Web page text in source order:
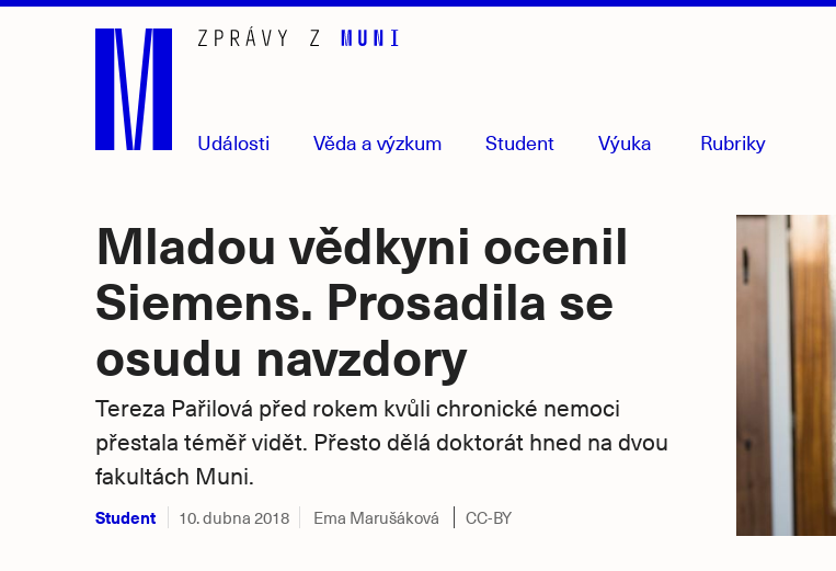
Události Věda a výzkum Student Výuka Rubriky
Mladou vědkyni ocenil
Siemens. Prosadila se
osudu navzdory
Tereza Pařilová před rokem kvůli chronické nemoci
přestala téměř vidět. Přesto dělá doktorát hned na dvou
fakultách Muni.
Student 10. dubna 2018 Ema Marušáková CC-BY